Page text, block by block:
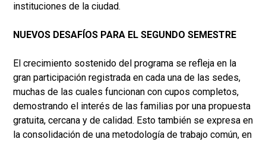
instituciones de la ciudad.
NUEVOS DESAFÍOS PARA EL SEGUNDO SEMESTRE
El crecimiento sostenido del programa se refleja en la
gran participación registrada en cada una de las sedes,
muchas de las cuales funcionan con cupos completos,
demostrando el interés de las familias por una propuesta
gratuita, cercana y de calidad. Esto también se expresa en
la consolidación de una metodología de trabajo común, en